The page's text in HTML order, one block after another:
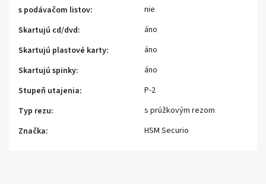
s podávačom listov:
nie
Skartujú cd/dvd:
áno
Skartujú plastové karty:
áno
Skartujú spinky:
áno
Stupeň utajenia:
P-2
Typ rezu:
s prúžkovým rezom
Značka: HSM Securio